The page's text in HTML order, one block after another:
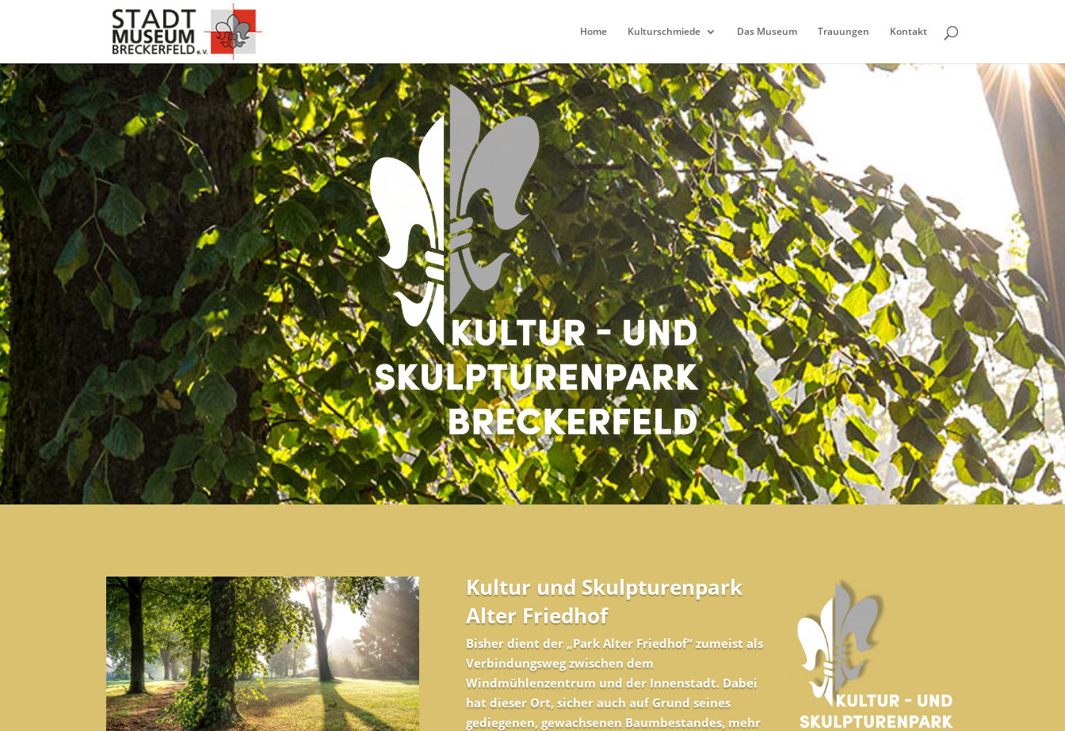
Home Kulturschmiede Das Museum Trauungen Kontakt
Kultur und Skulpturenpark
Alter Friedhof
Bisher dient der „Park Alter Friedhof“ zumeist als
Verbindungsweg zwischen dem
Windmühlenzentrum und der Innenstadt. Dabei
hat dieser Ort, sicher auch auf Grund seines
gediegenen, gewachsenen Baumbestandes, mehr